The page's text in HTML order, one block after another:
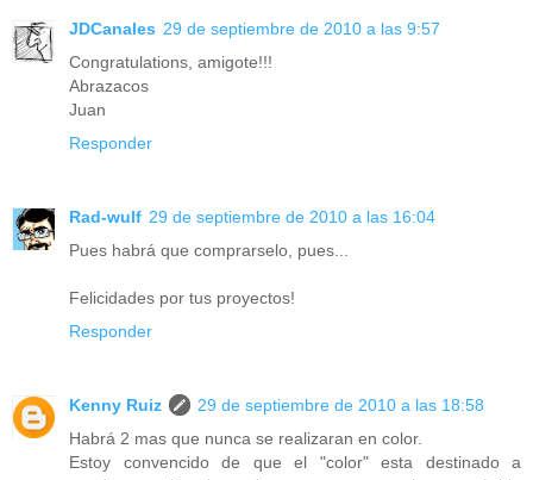
JDCanales 29 de septiembre de 2010 a las 9:57
Congratulations, amigote!!!
Abrazacos
Juan
Responder
Rad-wulf 29 de septiembre de 2010 a las 16:04
Pues habrá que comprarselo, pues...
Felicidades por tus proyectos!
Responder
Kenny Ruiz
29 de septiembre de 2010 a las 18:58
Habrá 2 mas que nunca se realizaran en color.
Estoy convencido de que el "color" esta destinado a